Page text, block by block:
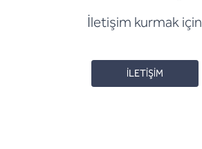
İletişim kurmak için
İLETİŞİM